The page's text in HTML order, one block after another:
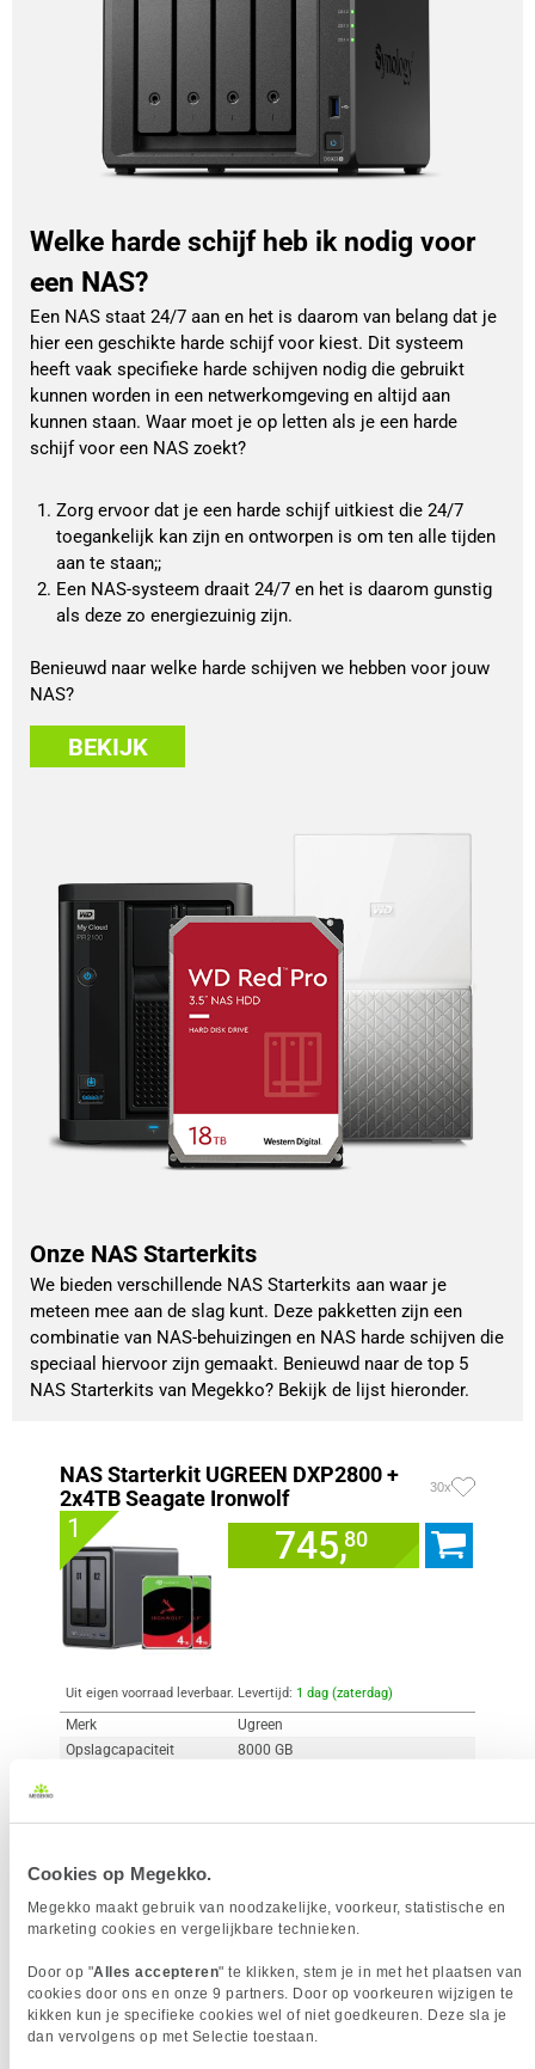
Cookies op Megekko.
Megekko maakt gebruik van noodzakelijke, voorkeur, statistische en
marketing cookies en vergelijkbare technieken.
Door op "Alles accepteren" te klikken, stem je in met het plaatsen van
cookies door ons en onze 9 partners. Door op voorkeuren wijzigen te
kikken kun je specifieke cookies wel of niet goedkeuren. Deze sla je
dan vervolgens op met Selectie toestaan.
Welke harde schijf heb ik nodig voor
een NAS?
Een NAS staat 24/7 aan en het is daarom van belang dat je
hier een geschikte harde schijf voor kiest. Dit systeem
heeft vaak specifieke harde schijven nodig die gebruikt
kunnen worden in een netwerkomgeving en altijd aan
kunnen staan. Waar moet je op letten als je een harde
schijf voor een NAS zoekt?
Zorg ervoor dat je een harde schijf uitkiest die 24/7
toegankelijk kan zijn en ontworpen is om ten alle tijden
aan te staan;;
Een NAS-systeem draait 24/7 en het is daarom gunstig
als deze zo energiezuinig zijn.
Benieuwd naar welke harde schijven we hebben voor jouw
NAS?
BEKIJK
Onze NAS Starterkits
We bieden verschillende NAS Starterkits aan waar je
meteen mee aan de slag kunt. Deze pakketten zijn een
combinatie van NAS-behuizingen en NAS harde schijven die
speciaal hiervoor zijn gemaakt. Benieuwd naar de top 5
NAS Starterkits van Megekko? Bekijk de lijst hieronder.
NAS Starterkit UGREEN DXP2800 +
2x4TB Seagate Ironwolf
30x
1 745,80
Uit eigen voorraad leverbaar. Levertijd: 1 dag (zaterdag)
Merk
Ugreen
Opslagcapaciteit
8000 GB
NAS Starterkit UGREEN DH2300 +
2 748,-